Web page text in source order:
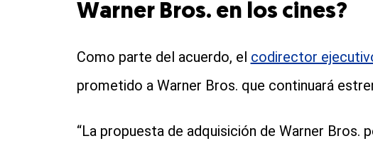
Warner Bros. en los cines?
Como parte del acuerdo, el codirector
prometido a Warner Bros. que continuará
“La propuesta de adquisición de Warner Bros.